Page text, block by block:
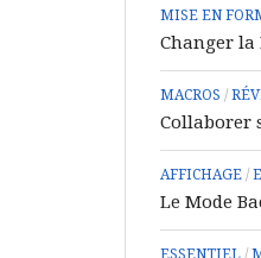
MISE EN
Changer la
MACROS /
Collaborer
AFFICHAGE /
Le Mode
ESSENTIEL /